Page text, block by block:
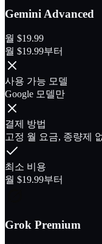
Gemini Advanced
월 $19.99
월 $19.99부터
사용 가능 모델
Google 모델만
결제 방법
고정 월 요금, 종량제
최소 비용
월 $19.99부터
Grok Premium